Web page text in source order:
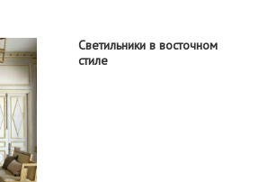
Светильники в восточном
стиле